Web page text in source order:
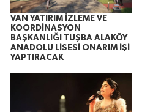
VAN YATIRIM İZLEME VE
KOORDİNASYON
BAŞKANLIĞI TUŞBA ALAKÖY
ANADOLU LİSESİ ONARIM İŞİ
YAPTIRACAK